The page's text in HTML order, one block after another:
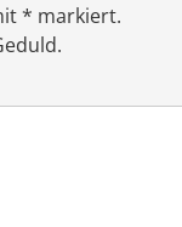
* markiert.